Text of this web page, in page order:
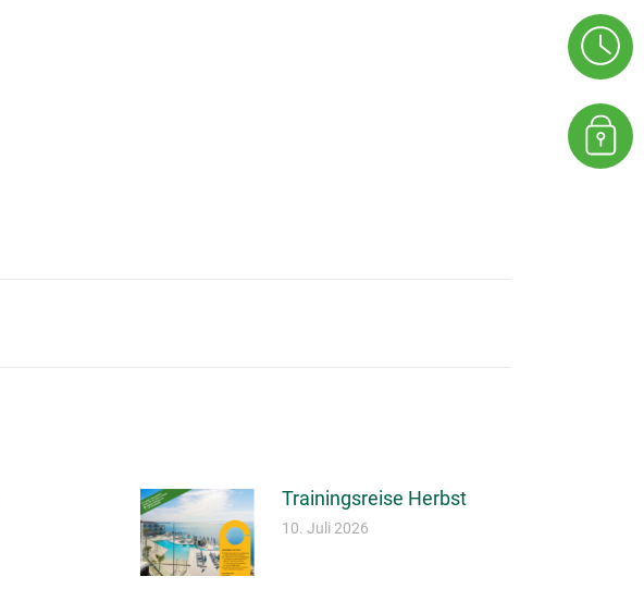
Trainingsreise Herbst
10. Juli 2026